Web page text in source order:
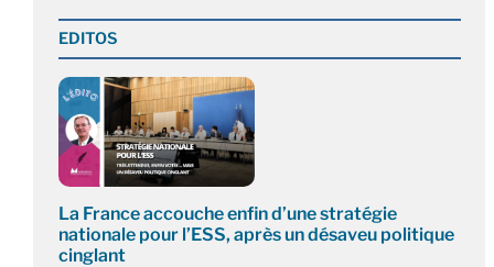
EDITOS
La France accouche enfin d’une stratégie
nationale pour l’ESS, après un désaveu politique
cinglant